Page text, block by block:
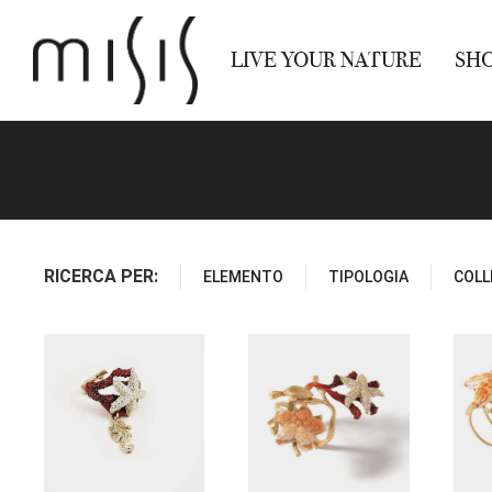
LIVE YOUR NATURE
RICERCA PER: ELEMENTO TIPOLOGIA